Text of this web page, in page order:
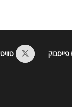
פייסבוק